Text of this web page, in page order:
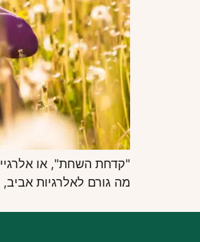
"קדחת השחת", או
מה גורם לאלרגיות